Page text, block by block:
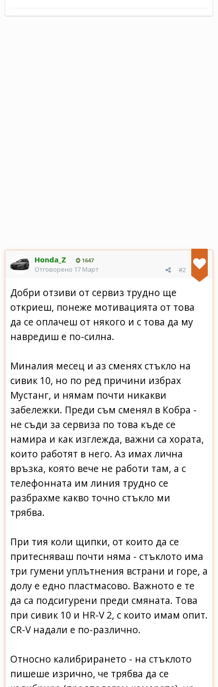
Honda_Z 1647
#2
Отговорено 17 Март
Добри отзиви от сервиз трудно ще
откриеш, понеже мотивацията от това
да се оплачеш от някого и с това да му
навредиш е по-силна.
Миналия месец и аз сменях стъкло на
сивик 10, но по ред причини избрах
Мустанг, и нямам почти никакви
забележки. Преди съм сменял в Кобра -
не съди за сервиза по това къде се
намира и как изглежда, важни са хората,
които работят в него. Аз имах лична
връзка, която вече не работи там, а с
телефонната им линия трудно се
разбрахме какво точно стъкло ми
трябва.
При тия коли щипки, от които да се
притесняваш почти няма - стъклото има
три гумени уплътнения встрани и горе, а
долу е едно пластмасово. Важното е те
да са подсигурени преди смяната. Това
при сивик 10 и HR-V 2, с които имам опит.
CR-V надали е по-различно.
Относно калибрирането - на стъклото
пишеше изрично, че трябва да се